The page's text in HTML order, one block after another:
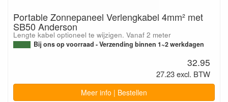
Portable Zonnepaneel Verlengkabel 4mm² met
SB50 Anderson
Lengte kabel optioneel te wijzigen. Vanaf 2 meter
Bij ons op voorraad - Verzending binnen 1~2 werkdagen
32.95
27.23 excl. BTW
Meer info | Bestellen